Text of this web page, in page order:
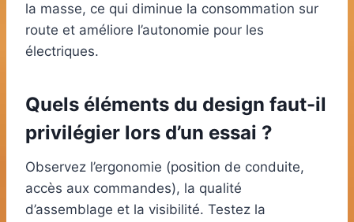
la masse, ce qui diminue la consommation sur
route et améliore l’autonomie pour les
électriques.
Quels éléments du design faut-il
privilégier lors d’un essai ?
Observez l’ergonomie (position de conduite,
accès aux commandes), la qualité
d’assemblage et la visibilité. Testez la